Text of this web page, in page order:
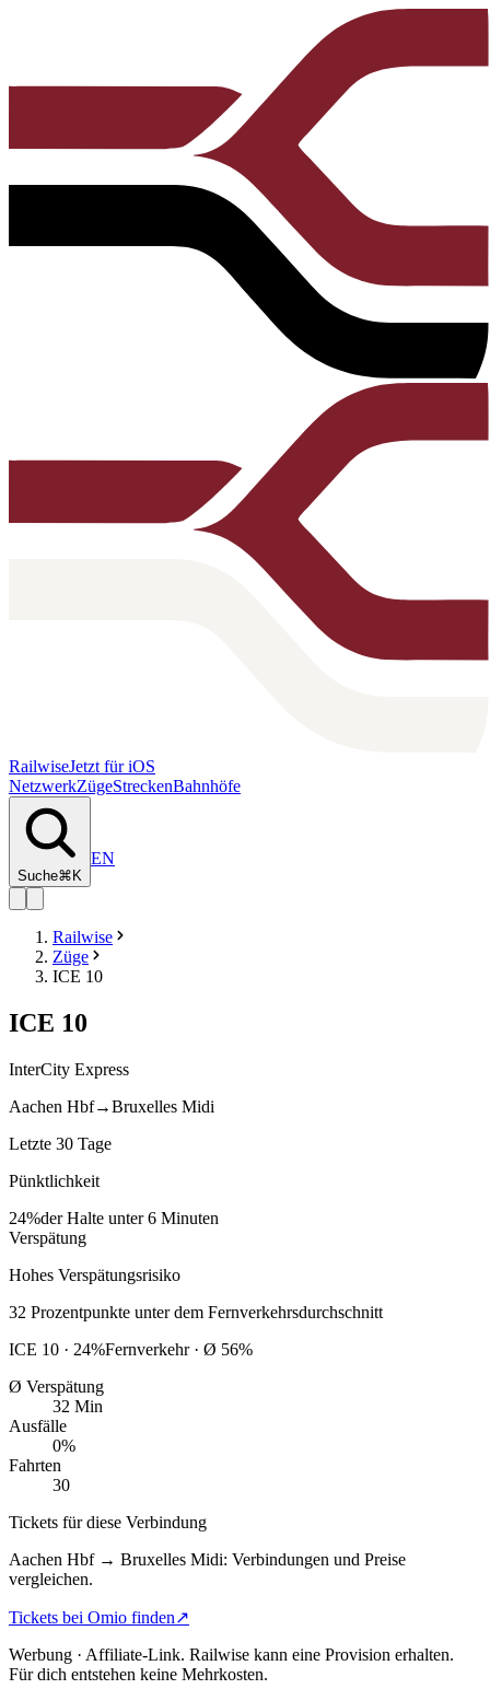
RailwiseJetzt für iOS
NetzwerkZügeStreckenBahnhöfe
Suche⌘K
EN
Railwise
Züge
ICE 10
ICE 10
InterCity Express
Aachen Hbf→Bruxelles Midi
Letzte 30 Tage
Pünktlichkeit
24%der Halte unter 6 Minuten
Verspätung
Hohes Verspätungsrisiko
32 Prozentpunkte unter dem Fernverkehrsdurchschnitt
ICE 10 · 24%Fernverkehr · Ø 56%
Ø Verspätung
32 Min
Ausfälle
0%
Fahrten
30
Tickets für diese Verbindung
Aachen Hbf → Bruxelles Midi: Verbindungen und Preise
vergleichen.
Tickets bei Omio finden↗
Werbung · Affiliate-Link. Railwise kann eine Provision erhalten.
Für dich entstehen keine Mehrkosten.